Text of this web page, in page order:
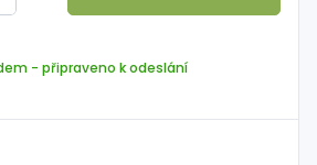
- připraveno k odeslání